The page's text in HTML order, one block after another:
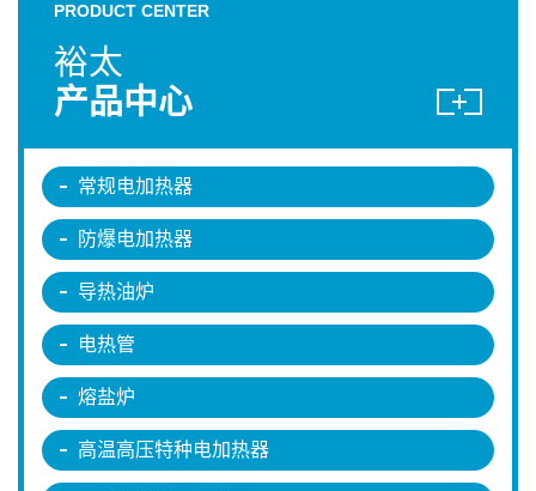
PRODUCT CENTER
裕太
产品中心
常规电加热器
防爆电加热器
导热油炉
电热管
熔盐炉
高温高压特种电加热器